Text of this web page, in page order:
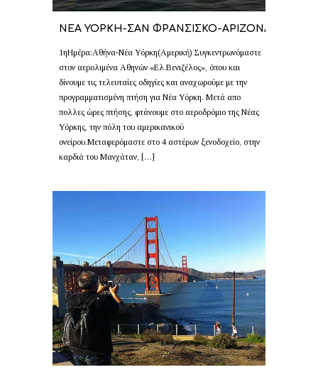
ΝΕΑ ΥΟΡΚΗ-ΣΑΝ ΦΡΑΝΣΙΣΚΟ-ΑΡΙΖΟΝΑ
1ηΗμέρα:Αθήνα-Νέα Υόρκη(Αμερική) Συγκεντρωνόμαστε
στον αερολιμένα Αθηνών «Ελ.Βενιζέλος», όπου και
δίνουμε τις τελευταίες οδηγίες και αναχωρούμε με την
προγραμματισμένη πτήση για Νέα Υόρκη. Μετά απο
πολλες ώρες πτήσης, φτάνουμε στο αεροδρόμιο της Νέας
Υόρκης, την πόλη του αμερικανικού
ονείρου.Μεταφερόμαστε στο 4 αστέρων ξενοδοχείο, στην
καρδιά του Μανχάταν, […]